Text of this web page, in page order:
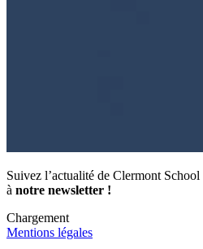
Suivez l’actualité de Clermont
à notre newsletter !
Chargement
Mentions légales